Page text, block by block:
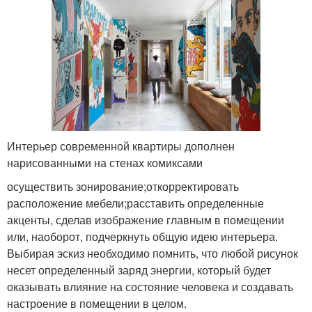
Интерьер современной квартиры дополнен
нарисованными на стенах комиксами
осуществить зонирование;откорректировать
расположение мебели;расставить определенные
акценты, сделав изображение главным в помещении
или, наоборот, подчеркнуть общую идею интерьера.
Выбирая эскиз необходимо помнить, что любой рисунок
несет определенный заряд энергии, который будет
оказывать влияние на состояние человека и создавать
настроение в помещении в целом.